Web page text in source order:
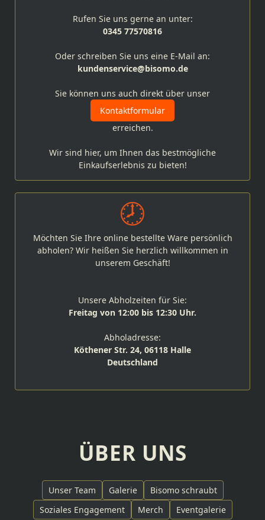
Rufen Sie uns gerne an unter:
0345 77570816
Oder schreiben Sie uns eine E-Mail an:
kundenservice@bisomo.de
Sie können uns auch direkt über unser
Kontaktformular
erreichen.
Wir sind hier, um Ihnen das bestmögliche
Einkaufserlebnis zu bieten!
Möchten Sie Ihre online bestellte Ware persönlich
abholen? Wir heißen Sie herzlich willkommen in
unserem Geschäft!
Unsere Abholzeiten für Sie:
Freitag von 12:00 bis 12:30 Uhr.
Abholadresse:
Köthener Str. 24, 06118 Halle
Deutschland
ÜBER UNS
Unser Team Galerie
Bisomo schraubt
Soziales Engagement
Merch Eventgalerie